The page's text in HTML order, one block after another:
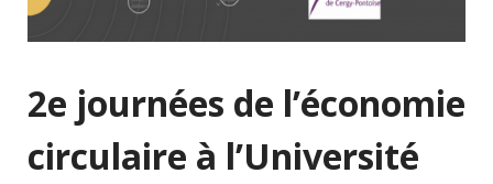
2e journées de l’économie
circulaire à l’Université